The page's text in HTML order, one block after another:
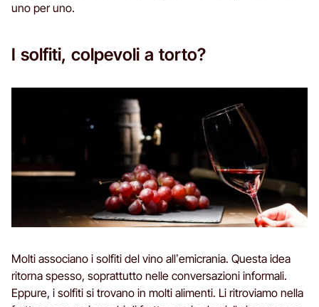
uno per uno.
I solfiti, colpevoli a torto?
Molti associano i solfiti del vino all’emicrania. Questa idea
ritorna spesso, soprattutto nelle conversazioni informali.
Eppure, i solfiti si trovano in molti alimenti. Li ritroviamo nella